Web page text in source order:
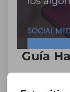
Guía